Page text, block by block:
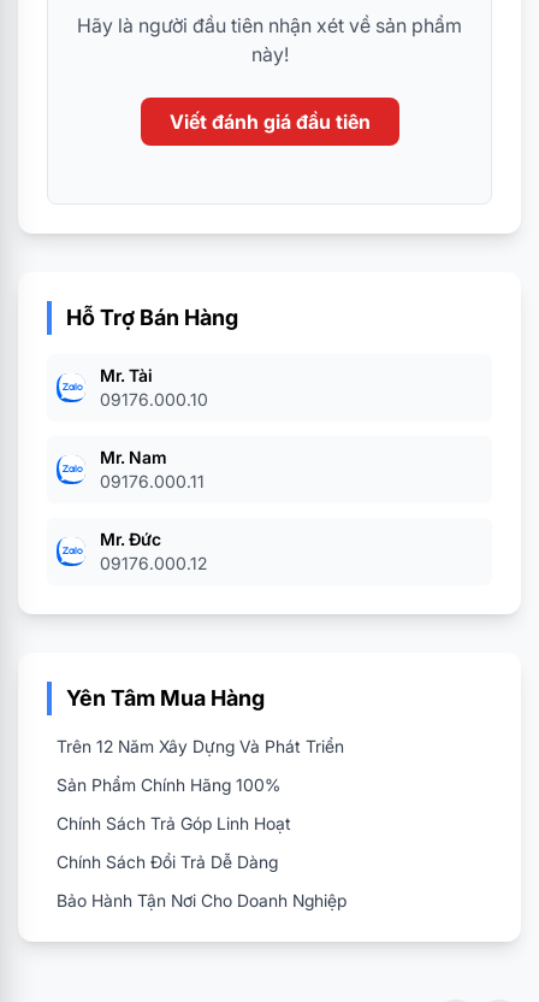
Hãy là người đầu tiên nhận xét về sản phẩm
này!
Viết đánh giá đầu tiên
Hỗ Trợ Bán Hàng
Mr. Tài
09176.000.10
Mr. Nam
09176.000.11
Mr. Đức
09176.000.12
Yên Tâm Mua Hàng
Trên 12 Năm Xây Dựng Và Phát Triển
Sản Phẩm Chính Hãng 100%
Chính Sách Trả Góp Linh Hoạt
Chính Sách Đổi Trả Dễ Dàng
Bảo Hành Tận Nơi Cho Doanh Nghiệp